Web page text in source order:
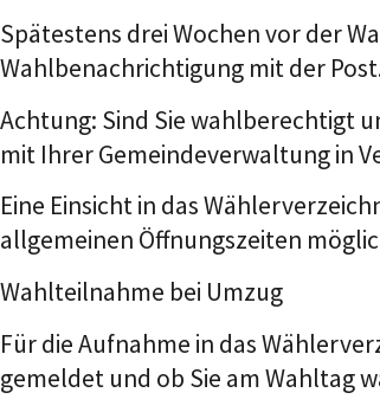
Spätestens drei Wochen vor der
Wahlbenachrichtigung mit der
Achtung: Sind Sie wahlberechtigt
mit Ihrer Gemeindeverwaltung in
Eine Einsicht in das
allgemeinen Öffnungszeiten
Wahlteilnahme bei Umzug
Für die Aufnahme in das
gemeldet und ob Sie am Wahltag